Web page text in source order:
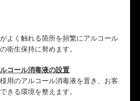
よく触れる箇所を頻繁にアルコール
衛生保持に努めます。
コール消毒液の設置
用のアルコール消毒液を置き、お客
きる環境を整えます。